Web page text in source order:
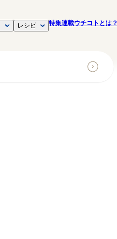
レシピ 特集連載ウチコトとは？